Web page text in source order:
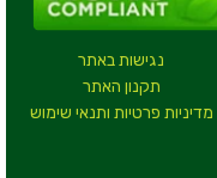
נגישות באתר
תקנון האתר
מדיניות פרטיות ותנאי שימוש